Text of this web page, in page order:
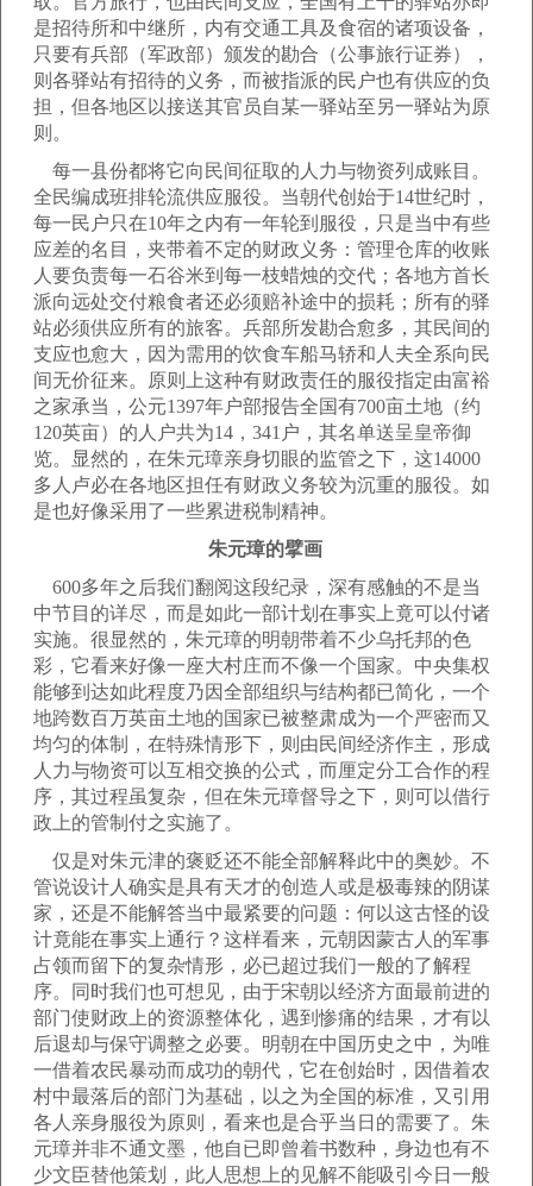
是招待所和中继所，内有交通工具及食宿的诸项设备，
只要有兵部（军政部）颁发的勘合（公事旅行证券），
则各驿站有招待的义务，而被指派的民户也有供应的负
担，但各地区以接送其官员自某一驿站至另一驿站为原
则。
每一县份都将它向民间征取的人力与物资列成账目。
全民编成班排轮流供应服役。当朝代创始于14世纪时，
每一民户只在10年之内有一年轮到服役，只是当中有些
应差的名目，夹带着不定的财政义务：管理仓库的收账
人要负责每一石谷米到每一枝蜡烛的交代；各地方首长
派向远处交付粮食者还必须赔补途中的损耗；所有的驿
站必须供应所有的旅客。兵部所发勘合愈多，其民间的
支应也愈大，因为需用的饮食车船马轿和人夫全系向民
间无价征来。原则上这种有财政责任的服役指定由富裕
之家承当，公元1397年户部报告全国有700亩土地（约
120英亩）的人户共为14，341户，其名单送呈皇帝御
览。显然的，在朱元璋亲身切眼的监管之下，这14000
多人卢必在各地区担任有财政义务较为沉重的服役。如
是也好像采用了一些累进税制精神。
朱元璋的擘画
600多年之后我们翻阅这段纪录，深有感触的不是当
中节目的详尽，而是如此一部计划在事实上竟可以付诸
实施。很显然的，朱元璋的明朝带着不少乌托邦的色
彩，它看来好像一座大村庄而不像一个国家。中央集权
能够到达如此程度乃因全部组织与结构都已简化，一个
地跨数百万英亩土地的国家已被整肃成为一个严密而又
均匀的体制，在特殊情形下，则由民间经济作主，形成
人力与物资可以互相交换的公式，而厘定分工合作的程
序，其过程虽复杂，但在朱元璋督导之下，则可以借行
政上的管制付之实施了。
仅是对朱元津的褒贬还不能全部解释此中的奥妙。不
管说设计人确实是具有天才的创造人或是极毒辣的阴谋
家，还是不能解答当中最紧要的问题：何以这古怪的设
计竟能在事实上通行？这样看来，元朝因蒙古人的军事
占领而留下的复杂情形，必已超过我们一般的了解程
序。同时我们也可想见，由于宋朝以经济方面最前进的
部门使财政上的资源整体化，遇到惨痛的结果，才有以
后退却与保守调整之必要。明朝在中国历史之中，为唯
一借着农民暴动而成功的朝代，它在创始时，因借着农
村中最落后的部门为基础，以之为全国的标准，又引用
各人亲身服役为原则，看来也是合乎当日的需要了。朱
元璋并非不通文墨，他自已即曾着书数种，身边也有不
少文臣替他策划，此人思想上的见解不能吸引今日一般